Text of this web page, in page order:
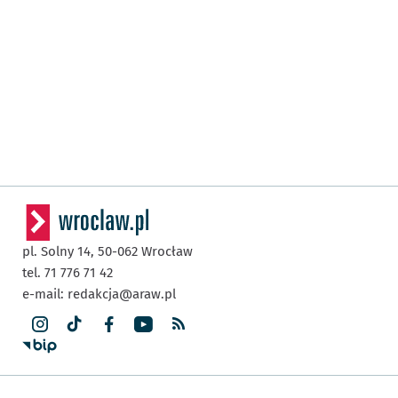
pl. Solny 14, 50-062 Wrocław
tel. 71 776 71 42
e-mail: redakcja@araw.pl